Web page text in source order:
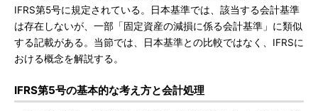
IFRS第5号に規定されている。日本基準では、該当する会計基準
は存在しないが、一部「固定資産の減損に係る会計基準」に類似
する記載がある。当節では、日本基準との比較ではなく、IFRSに
おける概念を解説する。
IFRS第5号の基本的な考え方と会計処理